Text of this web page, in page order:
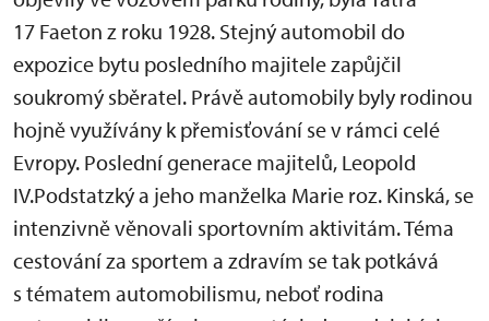
17 Faeton z roku 1928. Stejný automobil do
expozice bytu posledního majitele zapůjčil
soukromý sběratel. Právě automobily byly rodinou
hojně využívány k přemisťování se v rámci celé
Evropy. Poslední generace majitelů, Leopold
IV.Podstatzký a jeho manželka Marie roz. Kinská, se
intenzivně věnovali sportovním aktivitám. Téma
cestování za sportem a zdravím se tak potkává
s tématem automobilismu, neboť rodina